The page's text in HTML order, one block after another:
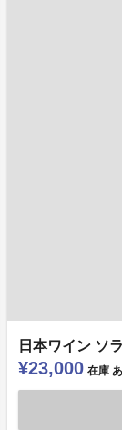
日本ワイン ソ
¥23,000 在庫